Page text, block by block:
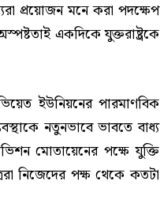
প্রয়োজন মনে করা পদক্ষেপ
একদিকে যুক্তরাষ্ট্রকে
ইউনিয়নের পারমাণবিক
নতুনভাবে ভাবতে বাধ্য
মোতায়েনের পক্ষে যুক্তি
নিজেদের পক্ষ থেকে কতটা